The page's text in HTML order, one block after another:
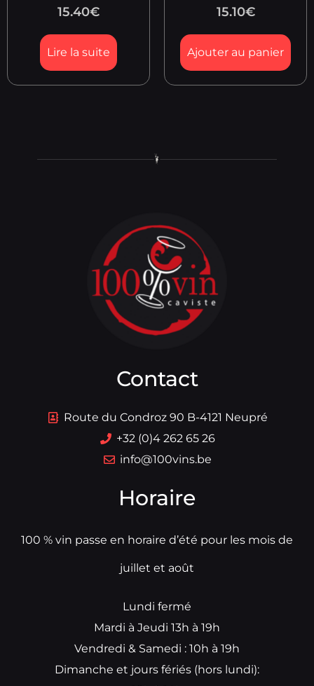
15.40€
Lire la suite
15.10€
Ajouter au panier
Contact
Route du Condroz 90 B-4121 Neupré
+32 (0)4 262 65 26
info@100vins.be
Horaire
100 % vin passe en horaire d’été pour les mois de
juillet et août
Lundi fermé
Mardi à Jeudi 13h à 19h
Vendredi & Samedi : 10h à 19h
Dimanche et jours fériés (hors lundi):